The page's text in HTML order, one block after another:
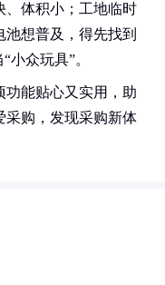
、体积小；工地临时
想普及，得先找到
小众玩具”。
功能贴心又实用，助
采购，发现采购新体